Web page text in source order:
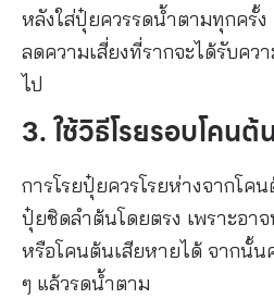
หลังใส่ปุ๋ยควรรดน้ำตามทุกครั้
ลดความเสี่ยงที่รากจะได้รับคว
ไป
3. ใช้วิธีโรยรอบโคนต้
การโรยปุ๋ยควรโรยห่างจากโค
ปุ๋ยชิดลำต้นโดยตรง เพราะอา
หรือโคนต้นเสียหายได้ จากนั้น
ๆ แล้วรดน้ำตาม